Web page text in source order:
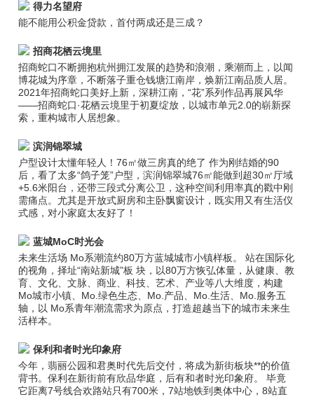
得力名望府
能不能用公积金贷款，首付两成还是三成？
招商花栖云境里
招商蛇口不断拥抱杭州拥江发展的趋势和浪潮，乘潮而上，以闻
博花城为序章，不断落子重仓钱塘江南岸，焕新江南品质人居。
2021年招商蛇口美好上新，深耕江南，“花”系列作品再展风华
——招商蛇口·花栖云境里于初夏绽放，以城市单元2.0的崭新探
索，重构城市人居想象。
滨润锦翠城
户型设计太懂年轻人！76㎡做三房真的绝了 作为刚结婚的90
后，看了太多“鸽子笼”户型，滨润锦翠城76㎡能做到超30㎡厅域
+5.6米阳台，还带三段式分离公卫，这种空间利用率真的戳中刚
需痛点。尤其是开放式厨房和主卧飘窗设计，既实用又有生活仪
式感，对小家庭太友好了！
蓝城MoC时光会
未来生活场 Mo系潮流约80万方蓝城城市小镇样板。 站在国际化
的视角，择址“南站新城”板 块，以80万方恢弘体量，从健康、教
育、文化、文脉、商业、科技、艺术、产业等八大维度，构建
Mo城市小镇、Mo.绿色生态、Mo.产品、Mo.生活、Mo.服务五
轴，以 Mo系青年潮流需求为原点，打造超越当下的城市未来生
活样本。
保利和者时光印象府
今年，翡丽公园和君奥时代先后交付，将成为新街板块**的价值
背书。保利在新街前有欣品华庭，后有和者时光印象府。 毕竟
它距离7号线合欢路站只有700米，7站地铁到奥体中心，8站直